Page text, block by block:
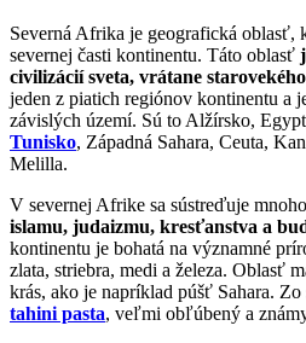
Severná Afrika je geografická oblasť,
severnej časti kontinentu. Táto oblasť
civilizácií sveta, vrátane
jeden z piatich regiónov kontinentu a
závislých území. Sú to Alžírsko,
Tunisko, Západná Sahara, Ceuta,
Melilla.
V severnej Afrike sa sústreďuje
islamu, judaizmu, kresťanstva a
kontinentu je bohatá na významné
zlata, striebra, medi a železa. Oblasť
krás, ako je napríklad púšť Sahara.
tahini pasta, veľmi obľúbený a